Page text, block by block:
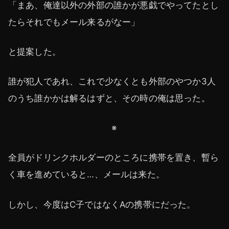
「まあ、俺達以外の外部の誰かが悪戯でやってたとし
たらそれでもメール来るがなー」
と提案した。
誰が犯人であれ、これで少なくとも外部のやつか3人
のうち誰かかは解るはずと、その時の俺は思った。
※
全員がドリンクホルダーのところに携帯を置き、暫ら
く車を進めていると…、メールは来た。
しかし、今度はC子ではなくAの携帯にだった。